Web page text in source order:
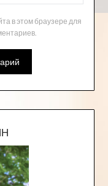
в этом браузере для